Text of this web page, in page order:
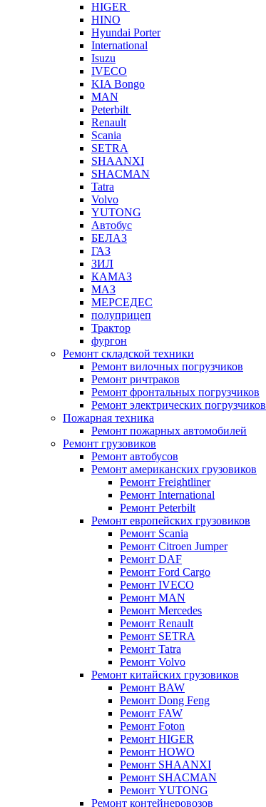
HIGER
HINO
Hyundai Porter
International
Isuzu
IVECO
KIA Bongo
MAN
Peterbilt
Renault
Scania
SETRA
SHAANXI
SHACMAN
Tatra
Volvo
YUTONG
Автобус
БЕЛАЗ
ГАЗ
ЗИЛ
КАМАЗ
МАЗ
МЕРСЕДЕС
полуприцеп
Трактор
фургон
Ремонт складской техники
Ремонт вилочных погрузчиков
Ремонт ричтраков
Ремонт фронтальных погрузчиков
Ремонт электрических погрузчиков
Пожарная техника
Ремонт пожарных автомобилей
Ремонт грузовиков
Ремонт автобусов
Ремонт американских грузовиков
Ремонт Freightliner
Ремонт International
Ремонт Peterbilt
Ремонт европейских грузовиков
Ремонт Scania
Ремонт Citroen Jumper
Ремонт DAF
Ремонт Ford Cargo
Ремонт IVECO
Ремонт MAN
Ремонт Mercedes
Ремонт Renault
Ремонт SETRA
Ремонт Tatra
Ремонт Volvo
Ремонт китайских грузовиков
Ремонт BAW
Ремонт Dong Feng
Ремонт FAW
Ремонт Foton
Ремонт HIGER
Ремонт HOWO
Ремонт SHAANXI
Ремонт SHACMAN
Ремонт YUTONG
Ремонт контейнеровозов